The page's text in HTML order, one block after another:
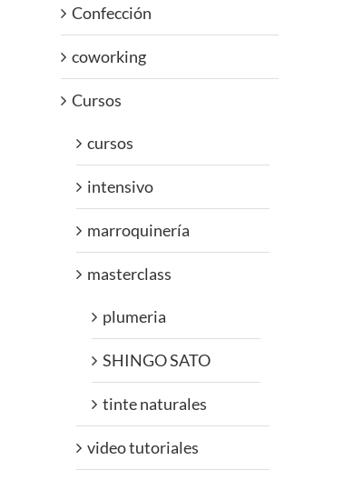
Confección
coworking
Cursos
cursos
intensivo
marroquinería
masterclass
plumeria
SHINGO SATO
tinte naturales
video tutoriales